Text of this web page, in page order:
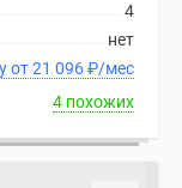
4
нет
В ипотеку от 21 096₽/мес
4 похожих